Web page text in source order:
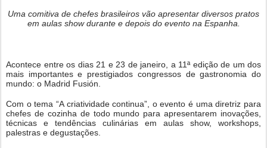
Uma comitiva de chefes brasileiros vão apresentar diversos pratos
em aulas showdurante e depois do evento na Espanha.
Acontece entre os dias 21 e 23 de janeiro, a 11ª edição de um dos
mais importantes e prestigiados congressos de gastronomia do
mundo: o Madrid Fusión.
Com o tema “A criatividade continua”, o evento é uma diretriz para
chefes de cozinha de todo mundo para apresentarem inovações,
técnicas e tendências culinárias em aulas show, workshops,
palestras e degustações.